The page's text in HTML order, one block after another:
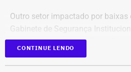
Outro setor impactado por baixas
Gabinete de Segurança
Foco), com 5 exonerações e 3
Em contrapartida, o Detran-RJ
CONTINUE LENDO